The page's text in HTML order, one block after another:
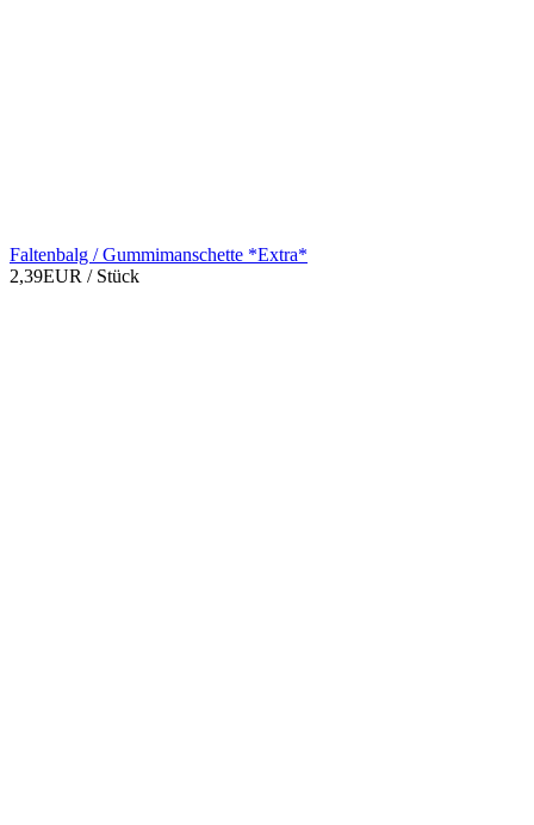
Faltenbalg / Gummimanschette *Extra*
2,39EUR / Stück